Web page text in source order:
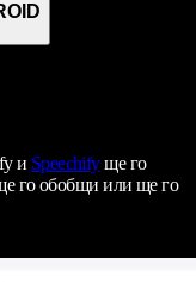
и Speechifyще го
го обобщи или ще го